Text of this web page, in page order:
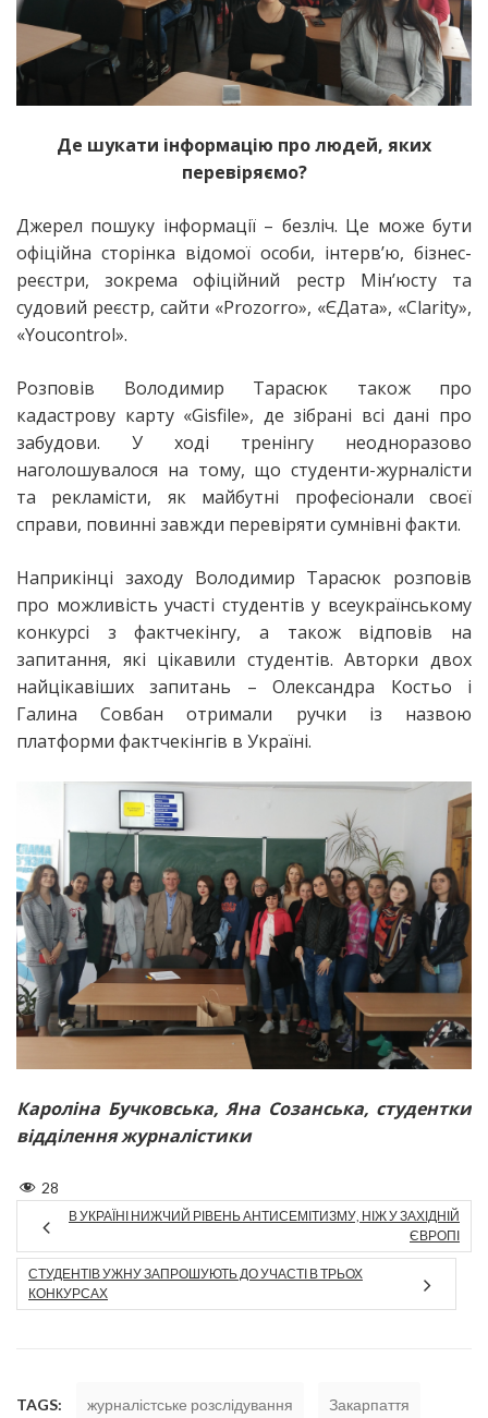
Де шукати інформацію про людей, яких
перевіряємо?
Джерел пошуку інформації – безліч. Це може бути
офіційна сторінка відомої особи, інтерв’ю, бізнес-
реєстри, зокрема офіційний рестр Мін’юсту та
судовий реєстр, сайти «Prozorro», «ЄДата», «Clarity»,
«Youсontrol».
Розповів Володимир Тарасюк також про
кадастрову карту «Gisfilе», де зібрані всі дані про
забудови. У ході тренінгу неодноразово
наголошувалося на тому, що студенти-журналісти
та рекламісти, як майбутні професіонали своєї
справи, повинні завжди перевіряти сумнівні факти.
Наприкінці заходу Володимир Тарасюк розповів
про можливість участі студентів у всеукраїнському
конкурсі з фактчекінгу, а також відповів на
запитання, які цікавили студентів. Авторки двох
найцікавіших запитань – Олександра Костьо і
Галина Совбан отримали ручки із назвою
платформи фактчекінгів в Україні.
Кароліна Бучковська, Яна Созанська, студентки
відділення журналістики
28
В УКРАЇНІ НИЖЧИЙ РІВЕНЬ АНТИСЕМІТИЗМУ, НІЖ У ЗАХІДНІЙ
ЄВРОПІ
СТУДЕНТІВ УЖНУ ЗАПРОШУЮТЬ ДО УЧАСТІ В ТРЬОХ
КОНКУРСАХ
TAGS: журналістське розслідування Закарпаття